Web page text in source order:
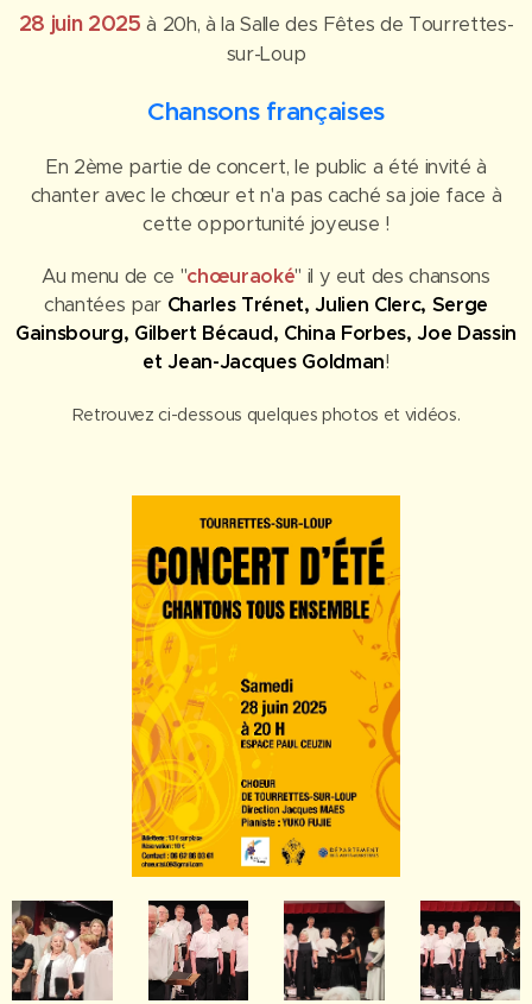
28 juin 2025 à 20h, à la Salle des Fêtes de Tourrettes-
sur-Loup
Chansons françaises
En 2ème partie de concert, le public a été invité à
chanter avec le chœur et n'a pas caché sa joie face à
cette opportunité joyeuse !
Au menu de ce "chœuraoké" il y eut des chansons
chantées par Charles Trénet, Julien Clerc, Serge
Gainsbourg, Gilbert Bécaud, China Forbes, Joe Dassin
et Jean-Jacques Goldman!
Retrouvez ci-dessous quelques photos et vidéos.